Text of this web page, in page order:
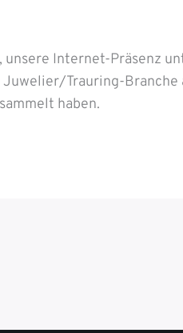
unsere Internet-Präsenz
Trauring-
haben.